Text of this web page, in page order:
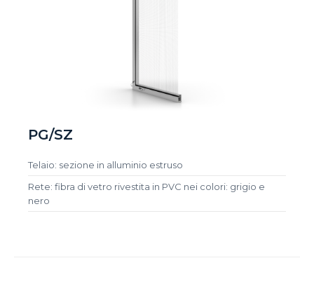
PG/SZ
Telaio: sezione in alluminio estruso
Rete: fibra di vetro rivestita in PVC nei colori: grigio e
nero